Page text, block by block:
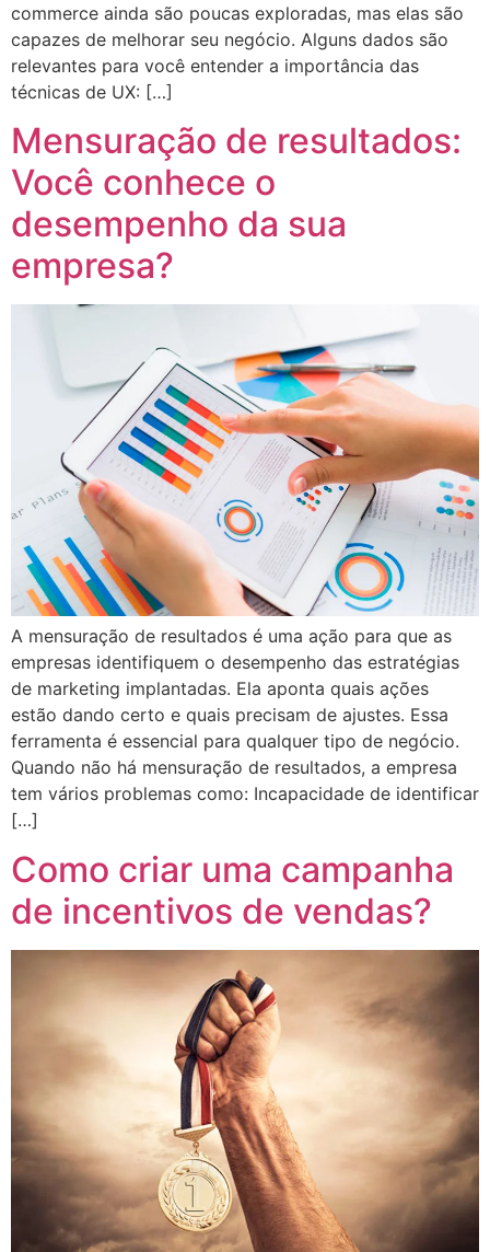
commerce ainda são poucas exploradas, mas elas são
capazes de melhorar seu negócio. Alguns dados são
relevantes para você entender a importância das
técnicas de UX: […]
Mensuração de resultados:
Você conhece o
desempenho da sua
empresa?
A mensuração de resultados é uma ação para que as
empresas identifiquem o desempenho das estratégias
de marketing implantadas. Ela aponta quais ações
estão dando certo e quais precisam de ajustes. Essa
ferramenta é essencial para qualquer tipo de negócio.
Quando não há mensuração de resultados, a empresa
tem vários problemas como: Incapacidade de identificar
[…]
Como criar uma campanha
de incentivos de vendas?